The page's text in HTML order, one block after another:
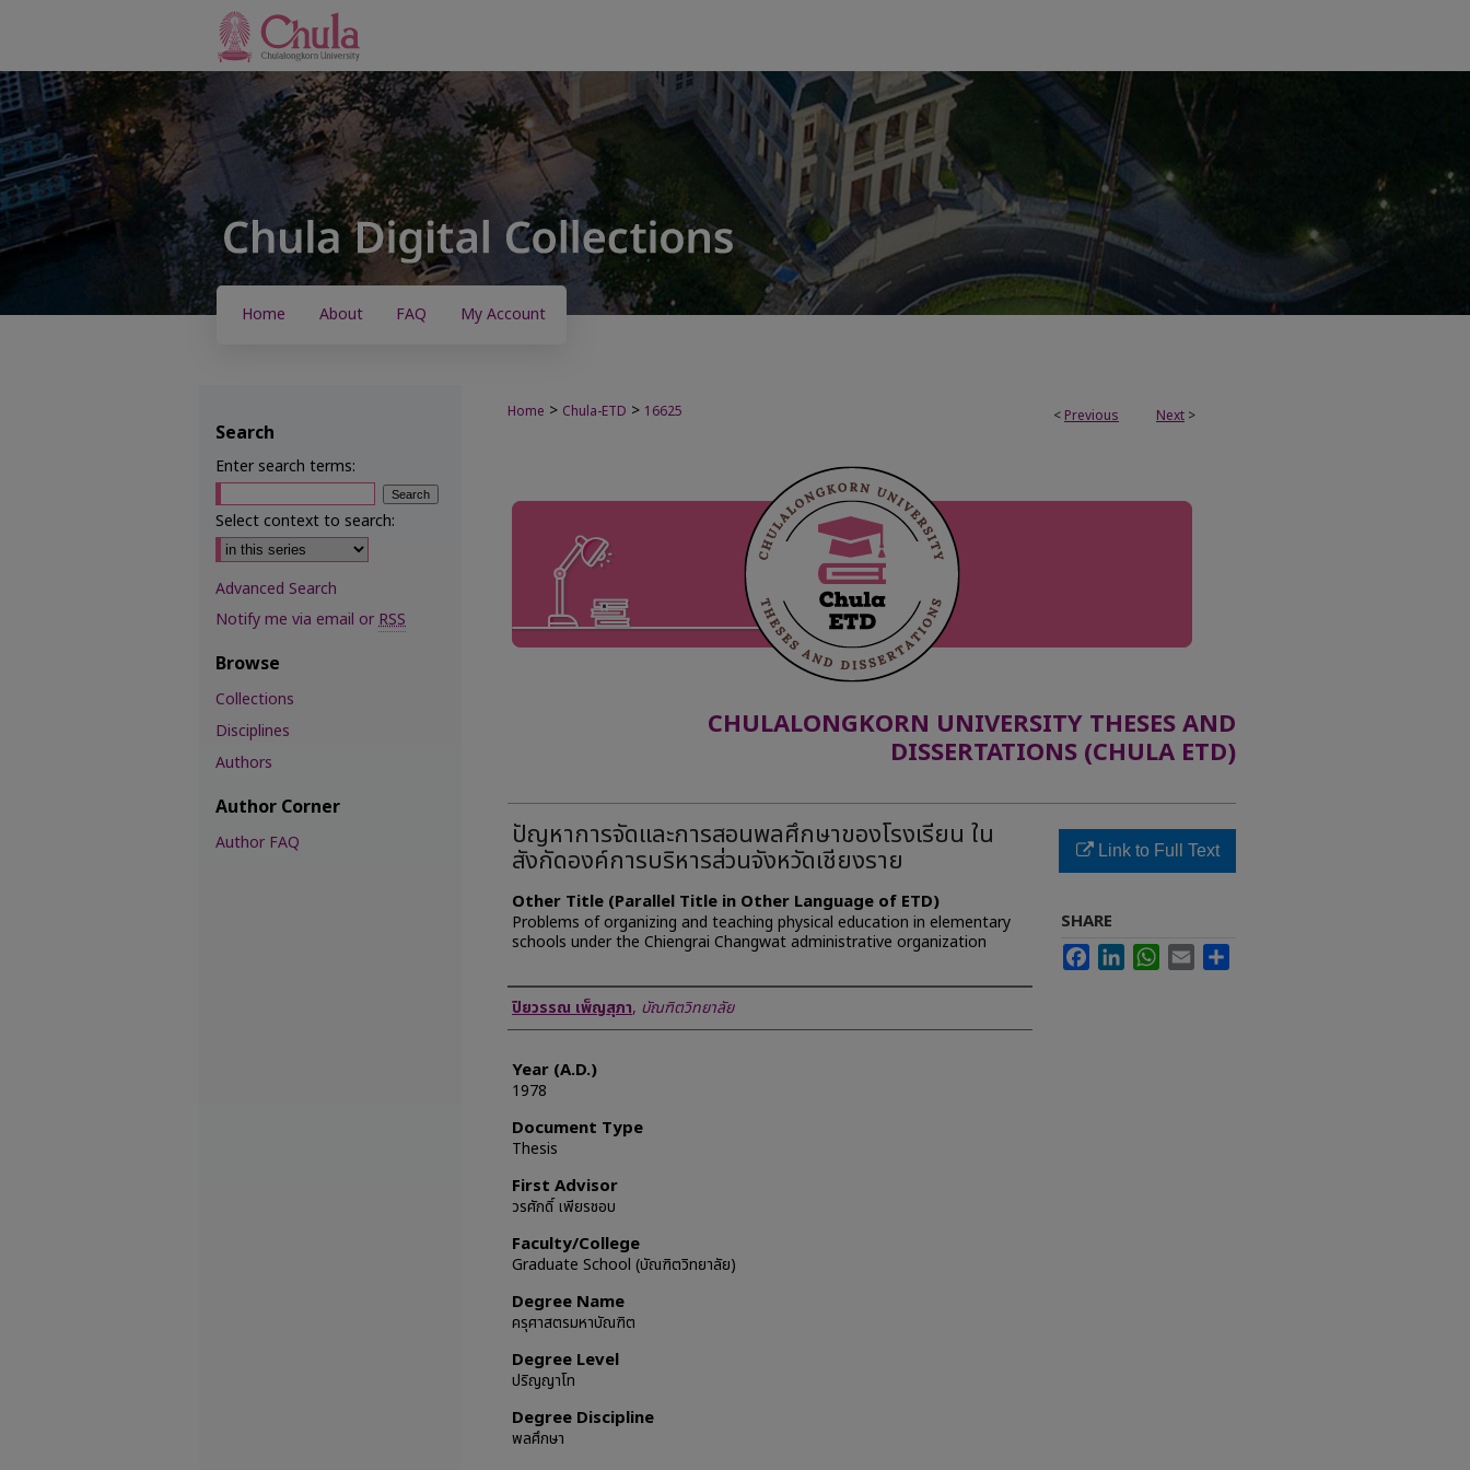
Home About FAQ My Account
< Previous Next >
Home > Chula-ETD > 16625
CHULALONGKORN UNIVERSITY THESES AND
DISSERTATIONS (CHULA ETD)
ปัญหาการจัดและการสอนพลศึกษาของโรงเรียน ใน
สังกัดองค์การบริหารส่วนจังหวัดเชียงราย
Other Title (Parallel Title in Other Language of ETD)
Problems of organizing and teaching physical education in elementary
schools under the Chiengrai Changwat administrative organization
Author
ปิยวรรณ เพ็ญสุภา, บัณฑิตวิทยาลัย
Year (A.D.)
1978
Document Type
Thesis
First Advisor
วรศักดิ์ เพียรชอบ
Faculty/College
Graduate School (บัณฑิตวิทยาลัย)
Degree Name
ครุศาสตรมหาบัณฑิต
Degree Level
ปริญญาโท
Degree Discipline
พลศึกษา
Link to Full Text
SHARE
FacebookLinkedInWhatsApp
Email
Search
Enter search terms:
Select context to search:
Advanced Search
Notify me via email or RSS
Browse
Collections
Disciplines
Authors
Author Corner
Author FAQ